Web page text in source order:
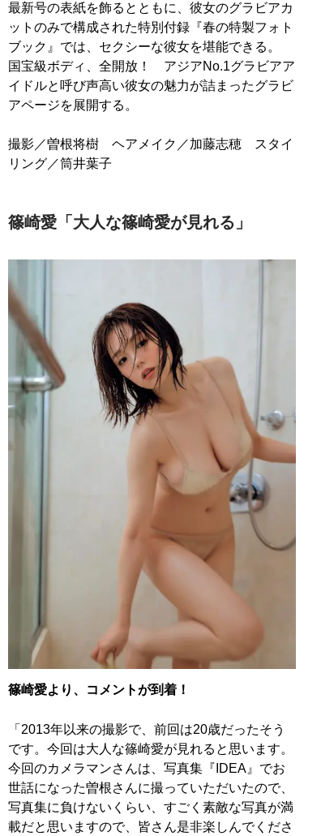
最新号の表紙を飾るとともに、彼女のグラビアカ
ットのみで構成された特別付録『春の特製フォト
ブック』では、セクシーな彼女を堪能できる。
国宝級ボディ、全開放！ アジアNo.1グラビアア
イドルと呼び声高い彼女の魅力が詰まったグラビ
アページを展開する。
撮影／曽根将樹 ヘアメイク／加藤志穂 スタイ
リング／筒井葉子
篠崎愛「大人な篠崎愛が見れる」
篠崎愛より、コメントが到着！
「2013年以来の撮影で、前回は20歳だったそう
です。今回は大人な篠崎愛が見れると思います。
今回のカメラマンさんは、写真集『IDEA』でお
世話になった曽根さんに撮っていただいたので、
写真集に負けないくらい、すごく素敵な写真が満
載だと思いますので、皆さん是非楽しんでくださ